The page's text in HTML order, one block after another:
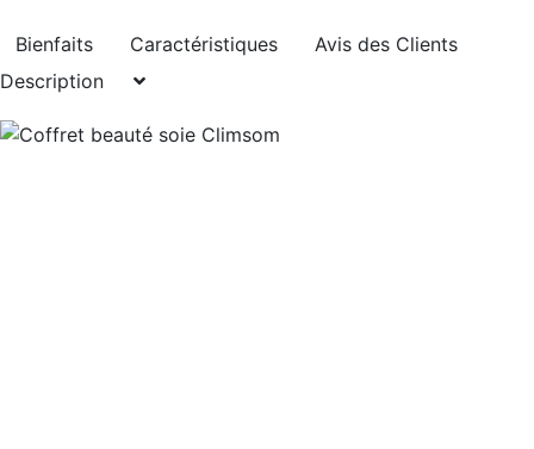
Bienfaits Caractéristiques
Avis des Clients
Description